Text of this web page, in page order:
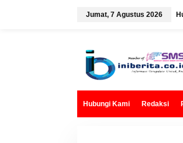
Jumat, 7 Agustus 2026
Hubungi Kami Redaksi